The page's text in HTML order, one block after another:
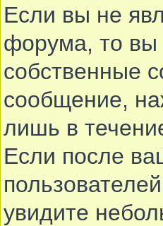
Если вы не
форума, то вы
собственные
сообщение,
лишь в
Если после
увидите